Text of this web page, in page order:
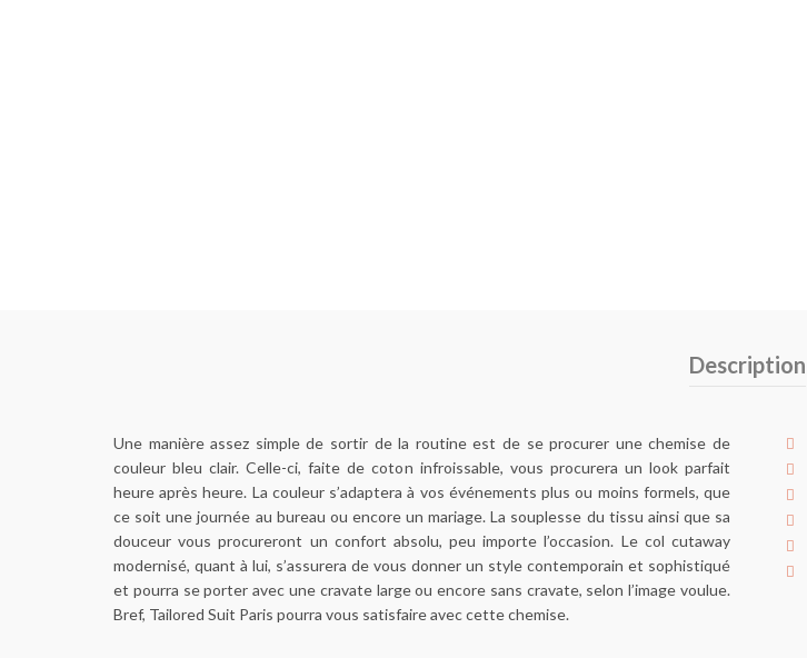
Description
Une manière assez simple de sortir de la routine est de se procurer une chemise de
couleur bleu clair. Celle-ci, faite de coton infroissable, vous procurera un look parfait
heure après heure. La couleur s’adaptera à vos événements plus ou moins formels, que
ce soit une journée au bureau ou encore un mariage. La souplesse du tissu ainsi que sa
douceur vous procureront un confort absolu, peu importe l’occasion. Le col cutaway
modernisé, quant à lui, s’assurera de vous donner un style contemporain et sophistiqué
et pourra se porter avec une cravate large ou encore sans cravate, selon l’image voulue.
Bref, Tailored Suit Paris pourra vous satisfaire avec cette chemise.